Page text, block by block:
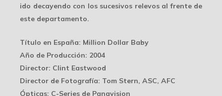
ido decayendo con los sucesivos relevos al frente de
este departamento.
Título en España: Million Dollar Baby
Año de Producción: 2004
Director: Clint Eastwood
Director de Fotografía: Tom Stern, ASC, AFC
Ópticas: C-Series de Panavision